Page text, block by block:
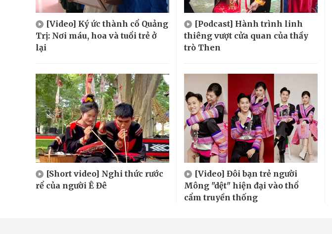
[Video] Ký ức thành cổ Quảng
Trị: Nơi máu, hoa và tuổi trẻ ở
lại
[Podcast] Hành trình linh
thiêng vượt cửa quan của thầy
trò Then
[Short video] Nghi thức rước
rể của người Ê Đê
[Video] Đôi bạn trẻ người
Mông "dệt" hiện đại vào thổ
cẩm truyền thống